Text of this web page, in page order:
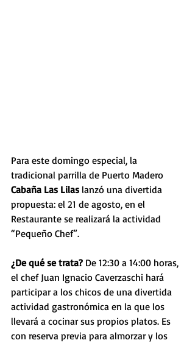
Para este domingo especial, la
tradicional parrilla de Puerto Madero
Cabaña Las Lilas lanzó una divertida
propuesta: el 21 de agosto, en el
Restaurante se realizará la actividad
“Pequeño Chef”.
¿De qué se trata? De 12:30 a 14:00 horas,
el chef Juan Ignacio Caverzaschi hará
participar a los chicos de una divertida
actividad gastronómica en la que los
llevará a cocinar sus propios platos. Es
con reserva previa para almorzar y los